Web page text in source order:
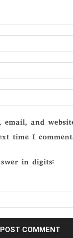
email, and
time I
in digits: